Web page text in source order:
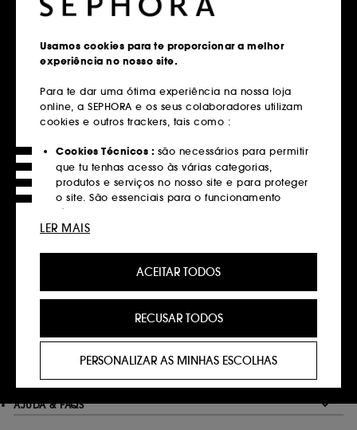
Entregas grátis
em compras superiores a 39€
Saber mais
Devoluções
Gratuitas até 30 dias
Saber mais
Click&Collect
Recolha em loja em 2 horas*
Pagamentos
Métodos de pagamento seguros
Saber mais
AJUDA & FAQS
Usamos cookies para te proporcionar a melhor
experiência no nosso site.
Para te dar uma ótima experiência na nossa loja
online, a SEPHORA e os seus colaboradores utilizam
cookies e outros trackers, tais como :
Cookies Técnicos : são necessários para permitir
que tu tenhas acesso às várias categorias,
produtos e serviços no nosso site e para proteger
o site. São essenciais para o funcionamento
técnico do site e não podem ser desativados.
personalizada, recomendando produtos, serviços
preferências, e fornecer-te ofertas promocionais à
medida do teu perfil.
utilizados para lhe apresentar conteúdos que
possam ser do seu interesse através de anúncios
plataformas de redes sociais, com base nas
ACEITAR TODOS
PERSONALIZAR AS MINHAS ESCOLHAS
RECUSAR TODOS
LER MAIS